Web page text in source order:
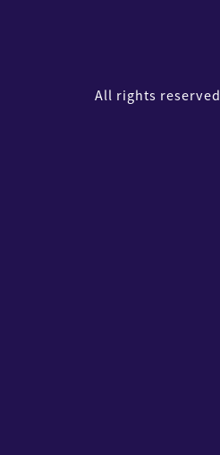
All rights